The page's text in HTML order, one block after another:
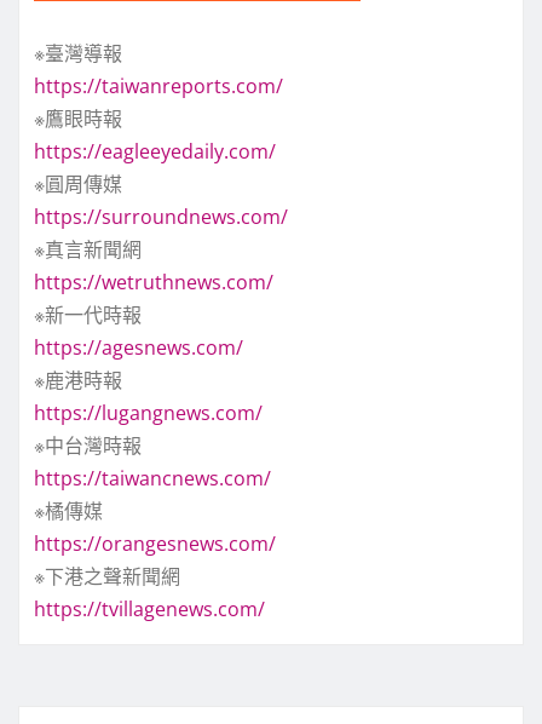
※臺灣導報
https://taiwanreports.com/
※鷹眼時報
https://eagleeyedaily.com/
※圓周傳媒
https://surroundnews.com/
※真言新聞網
https://wetruthnews.com/
※新一代時報
https://agesnews.com/
※鹿港時報
https://lugangnews.com/
※中台灣時報
https://taiwancnews.com/
※橘傳媒
https://orangesnews.com/
※下港之聲新聞網
https://tvillagenews.com/